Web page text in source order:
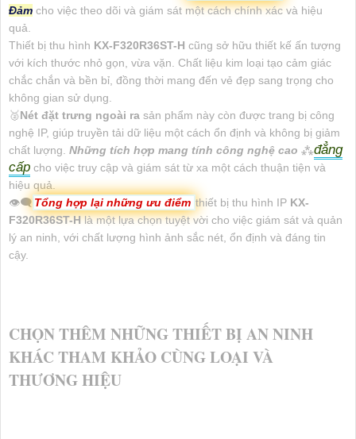
Đảm cho việc theo dõi và giám sát một cách chính xác và hiệu
quả.
Thiết bị thu hình KX-F320R36ST-H cũng sở hữu thiết kế ấn tượng
với kích thước nhỏ gọn, vừa vặn. Chất liệu kim loại tạo cảm giác
chắc chắn và bền bỉ, đồng thời mang đến vẻ đẹp sang trọng cho
không gian sử dụng.
️🥈Nét đặt trưng ngoài ra sản phẩm này còn được trang bị công
nghệ IP, giúp truyền tải dữ liệu một cách ổn định và không bị giảm
chất lượng. Những tích hợp mang tính công nghệ cao ⁂đẳng
cấp cho việc truy cập và giám sát từ xa một cách thuận tiện và
hiệu quả.
👁️‍🗨 Tổng hợp lại những ưu điểm thiết bị thu hình IP KX-
F320R36ST-Hlà một lựa chọn tuyệt vời cho việc giám sát và quản
lý an ninh, với chất lượng hình ảnh sắc nét, ổn định và đáng tin
cậy.
CHỌN THÊM NHỮNG THIẾT BỊ AN NINH
KHÁC THAM KHẢO CÙNG LOẠI VÀ
THƯƠNG HIỆU